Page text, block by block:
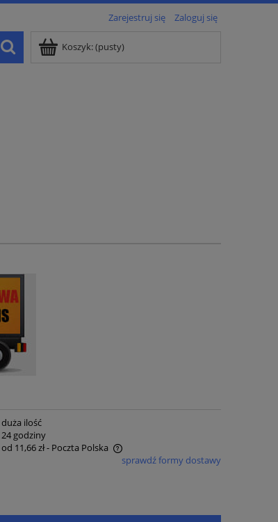
Zarejestruj się Zaloguj się
Koszyk:(pusty)
duża ilość
24 godziny
od 11,66 zł- Poczta Polska
sprawdź formy dostawy